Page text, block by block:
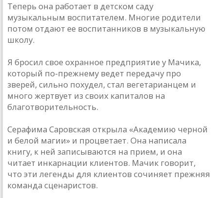
Теперь она работает в детском саду
музыкальным воспитателем. Многие родители
потом отдают ее воспитанников в музыкальную
школу.
Я бросил свое охранное предприятие у Мачика,
который по-прежнему ведет передачу про
зверей, сильно похудел, стал вегетарианцем и
много жертвует из своих капиталов на
благотворительность.
Серафима Саровская открыла «Академию черной
и белой магии» и процветает. Она написала
книгу, к ней записываются на прием, и она
читает инкарнации клиентов. Мачик говорит,
что эти легенды для клиентов сочиняет прежняя
команда сценаристов.